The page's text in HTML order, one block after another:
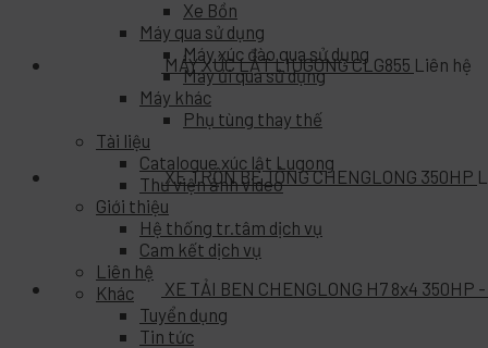
Xe Bồn
Máy qua sử dụng
Máy xúc đào qua sử dụng
Máy ủi qua sử dụng
Máy khác
Phụ tùng thay thế
Tài liệu
Catalogue xúc lật Lugong
Thư viện ảnh video
Giới thiệu
Hệ thống tr.tâm dịch vụ
Cam kết dịch vụ
Liên hệ
Khác
Tuyển dụng
Tin tức
MÁY XÚC LẬT LIUGONG CLG855 Liên hệ
XE TRỘN BÊ TÔNG CHENGLONG 350HP
XE TẢI BEN CHENGLONG H7 8x4 350HP